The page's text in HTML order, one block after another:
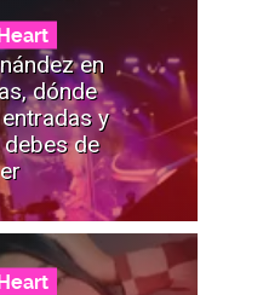
en
dónde
y
de